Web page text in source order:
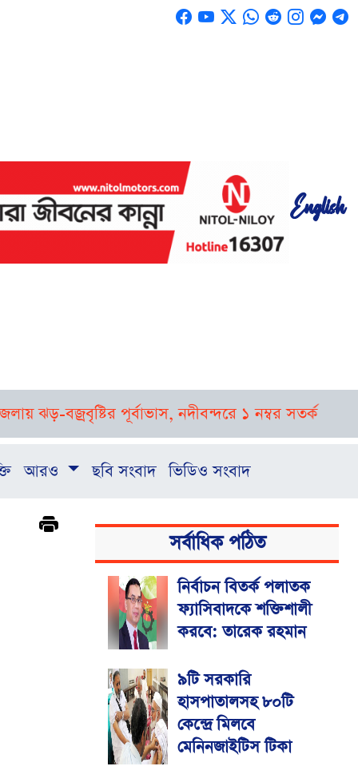
English
পূর্বাভাস, নদীবন্দরে ১ নম্বর সতর্ক সংকেত
আরও ছবি সংবাদ ভিডিও সংবাদ
সর্বাধিক পঠিত
নির্বাচন বিতর্ক পলাতক
ফ্যাসিবাদকে শক্তিশালী
করবে: তারেক রহমান
৯টি সরকারি
হাসপাতালসহ ৮০টি
কেন্দ্রে মিলবে
মেনিনজাইটিস টিকা